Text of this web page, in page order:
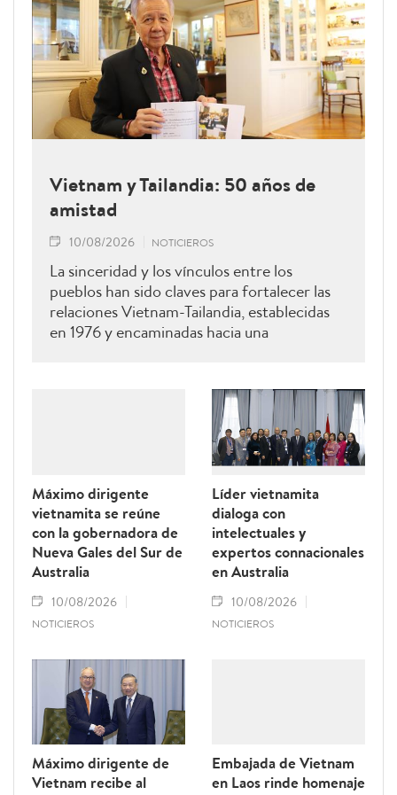
Vietnam y Tailandia: 50 años de
amistad
10/08/2026 NOTICIEROS
La sinceridad y los vínculos entre los
pueblos han sido claves para fortalecer las
relaciones Vietnam-Tailandia, establecidas
en 1976 y encaminadas hacia una
Máximo dirigente
vietnamita se reúne
con la gobernadora de
Nueva Gales del Sur de
Australia
10/08/2026
NOTICIEROS
Líder vietnamita
dialoga con
intelectuales y
expertos connacionales
en Australia
10/08/2026
NOTICIEROS
Máximo dirigente de
Vietnam recibe al
Embajada de Vietnam
en Laos rinde homenaje